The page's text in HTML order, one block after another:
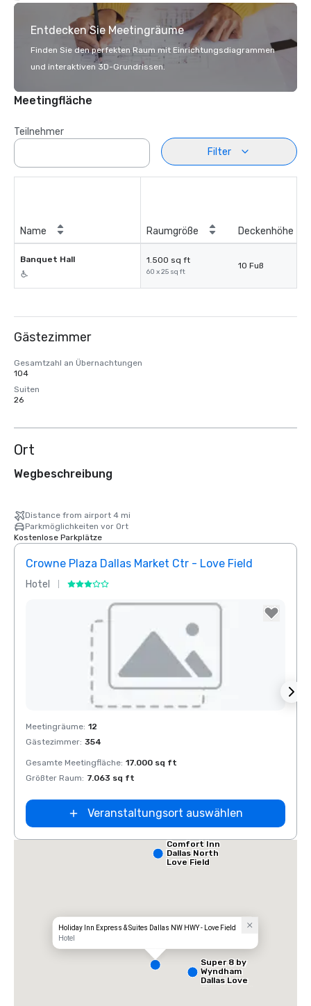
Entdecken Sie Meetingräume
Finden Sie den perfekten Raum mit Einrichtungsdiagrammen
und interaktiven 3D-Grundrissen.
Meetingfläche
Teilnehmer
Filter
Name Raumgröße Deckenhöhe
Banquet Hall 1.500 sq ft
60 x 25 sq ft
10 Fuß
Gästezimmer
Gesamtzahl an Übernachtungen
104
Suiten
26
Ort
Wegbeschreibung
Distance from airport 4 mi
Parkmöglichkeiten vor Ort
Kostenlose Parkplätze
Crowne Plaza Dallas Market Ctr - Love Field
Hotel
Removed from favorites
Meetingräume: 12
Gästezimmer: 354
Gesamte Meetingfläche: 17.000 sq ft
Größter Raum: 7.063 sq ft
Veranstaltungsort auswählen
Holiday Inn Express & Suites Dallas NW HWY - Love Field
Hotel
Comfort Inn
Dallas North
Love Field
Airport
Super 8 by
Wyndham
Dallas Love